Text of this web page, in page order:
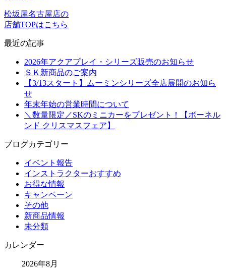
松坂屋名古屋店の
店舗TOPはこちら
最近の記事
2026年アクアプレイ・シリーズ販売のお知らせ
ＳＫ新商品のご案内
【3/13スタート】ムーミンシリーズ全店展開のお知ら
せ
年末年始の営業時間について
＼数量限定／SKのミニカーをプレゼント！【ボーネル
ンド クリスマスフェア】
ブログカテゴリー
イベント報告
インストラクターおすすめ
お得な情報
キャンペーン
その他
新商品情報
未分類
カレンダー
2026年8月